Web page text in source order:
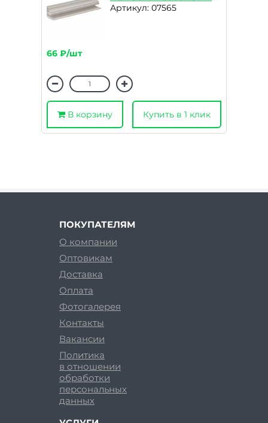
Артикул: 07565
66 ₽/шт
В корзину Купить в 1 клик
ПОКУПАТЕЛЯМ
О компании
Оптовикам
Доставка
Оплата
Фотогалерея
Контакты
Вакансии
Политика
в отношении
обработки
персональных
данных